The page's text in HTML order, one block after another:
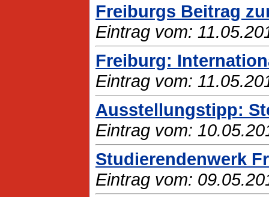
Freiburgs Beitrag
Eintrag vom:
Freiburg:
Eintrag vom:
Ausstellungstipp:
Eintrag vom:
Studierendenwerk
Eintrag vom: